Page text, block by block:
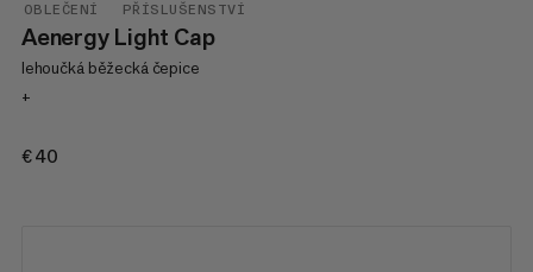
OBLEČENÍ PŘÍSLUŠENSTVÍ
Aenergy Light Cap
lehoučká běžecká čepice
+
€40